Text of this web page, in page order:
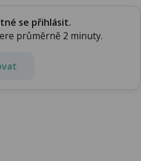
se přihlásit.
průměrně 2 minuty.